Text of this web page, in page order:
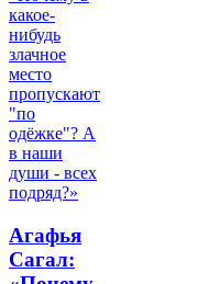
Агафья
Сагал: